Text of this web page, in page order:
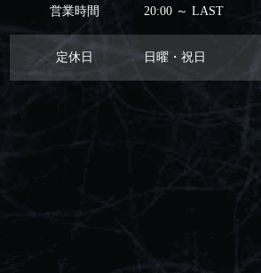
営業時間 20:00 ～ LAST
定休日 日曜・祝日